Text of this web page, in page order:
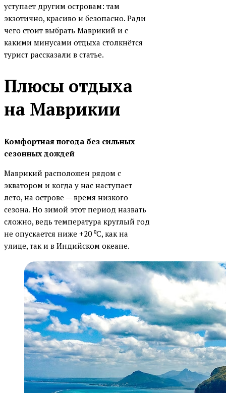
уступает другим островам: там
экзотично, красиво и безопасно. Ради
чего стоит выбрать Маврикий и с
какими минусами отдыха столкнётся
турист рассказали в статье.
Плюсы отдыха
на Маврикии
Комфортная погода без сильных
сезонных дождей
Маврикий расположен рядом с
экватором и когда у нас наступает
лето, на острове — время низкого
сезона. Но зимой этот период назвать
сложно, ведь температура круглый год
не опускается ниже +20 ⁰С, как на
улице, так и в Индийском океане.